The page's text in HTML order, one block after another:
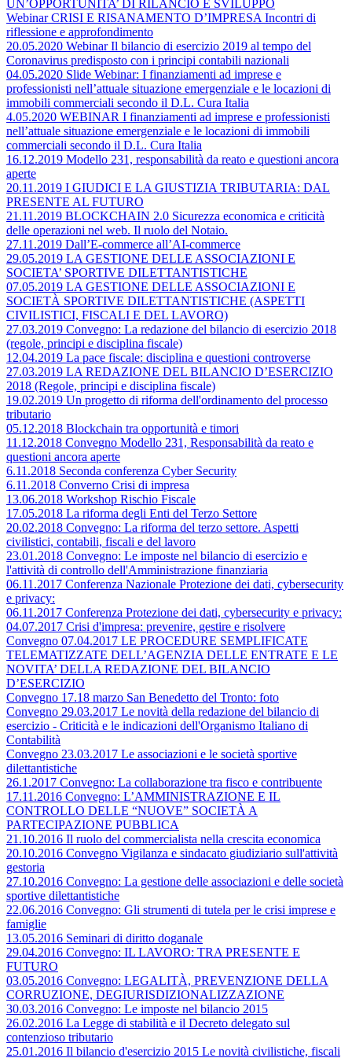
UN’OPPORTUNITA’ DI RILANCIO E SVILUPPO
Webinar CRISI E RISANAMENTO D’IMPRESA Incontri di
riflessione e approfondimento
20.05.2020 Webinar Il bilancio di esercizio 2019 al tempo del
Coronavirus predisposto con i principi contabili nazionali
04.05.2020 Slide Webinar: I finanziamenti ad imprese e
professionisti nell’attuale situazione emergenziale e le locazioni di
immobili commerciali secondo il D.L. Cura Italia
4.05.2020 WEBINAR I finanziamenti ad imprese e professionisti
nell’attuale situazione emergenziale e le locazioni di immobili
commerciali secondo il D.L. Cura Italia
16.12.2019 Modello 231, responsabilità da reato e questioni ancora
aperte
20.11.2019 I GIUDICI E LA GIUSTIZIA TRIBUTARIA: DAL
PRESENTE AL FUTURO
21.11.2019 BLOCKCHAIN 2.0 Sicurezza economica e criticità
delle operazioni nel web. Il ruolo del Notaio.
27.11.2019 Dall’E-commerce all’AI-commerce
29.05.2019 LA GESTIONE DELLE ASSOCIAZIONI E
SOCIETA’ SPORTIVE DILETTANTISTICHE
07.05.2019 LA GESTIONE DELLE ASSOCIAZIONI E
SOCIETÀ SPORTIVE DILETTANTISTICHE (ASPETTI
CIVILISTICI, FISCALI E DEL LAVORO)
27.03.2019 Convegno: La redazione del bilancio di esercizio 2018
(regole, principi e disciplina fiscale)
12.04.2019 La pace fiscale: disciplina e questioni controverse
27.03.2019 LA REDAZIONE DEL BILANCIO D’ESERCIZIO
2018 (Regole, principi e disciplina fiscale)
19.02.2019 Un progetto di riforma dell'ordinamento del processo
tributario
05.12.2018 Blockchain tra opportunità e timori
11.12.2018 Convegno Modello 231, Responsabilità da reato e
questioni ancora aperte
6.11.2018 Seconda conferenza Cyber Security
6.11.2018 Converno Crisi di impresa
13.06.2018 Workshop Rischio Fiscale
17.05.2018 La riforma degli Enti del Terzo Settore
20.02.2018 Convegno: La riforma del terzo settore. Aspetti
civilistici, contabili, fiscali e del lavoro
23.01.2018 Convegno: Le imposte nel bilancio di esercizio e
l'attività di controllo dell'Amministrazione finanziaria
06.11.2017 Conferenza Nazionale Protezione dei dati, cybersecurity
e privacy:
06.11.2017 Conferenza Protezione dei dati, cybersecurity e privacy:
04.07.2017 Crisi d'impresa: prevenire, gestire e risolvere
Convegno 07.04.2017 LE PROCEDURE SEMPLIFICATE
TELEMATIZZATE DELL’AGENZIA DELLE ENTRATE E LE
NOVITA’ DELLA REDAZIONE DEL BILANCIO
D’ESERCIZIO
Convegno 17.18 marzo San Benedetto del Tronto: foto
Convegno 29.03.2017 Le novità della redazione del bilancio di
esercizio - Criticità e le indicazioni dell'Organismo Italiano di
Contabilità
Convegno 23.03.2017 Le associazioni e le società sportive
dilettantistiche
26.1.2017 Convegno: La collaborazione tra fisco e contribuente
17.11.2016 Convegno: L’AMMINISTRAZIONE E IL
CONTROLLO DELLE “NUOVE” SOCIETÀ A
PARTECIPAZIONE PUBBLICA
21.10.2016 Il ruolo del commercialista nella crescita economica
20.10.2016 Convegno Vigilanza e sindacato giudiziario sull'attività
gestoria
27.10.2016 Convegno: La gestione delle associazioni e delle società
sportive dilettantistiche
22.06.2016 Convegno: Gli strumenti di tutela per le crisi imprese e
famiglie
13.05.2016 Seminari di diritto doganale
29.04.2016 Convegno: IL LAVORO: TRA PRESENTE E
FUTURO
03.05.2016 Convegno: LEGALITÀ, PREVENZIONE DELLA
CORRUZIONE, DEGIURISDIZIONALIZZAZIONE
30.03.2016 Convegno: Le imposte nel bilancio 2015
26.02.2016 La Legge di stabilità e il Decreto delegato sul
contenzioso tributario
25.01.2016 Il bilancio d'esercizio 2015 Le novità civilistiche, fiscali